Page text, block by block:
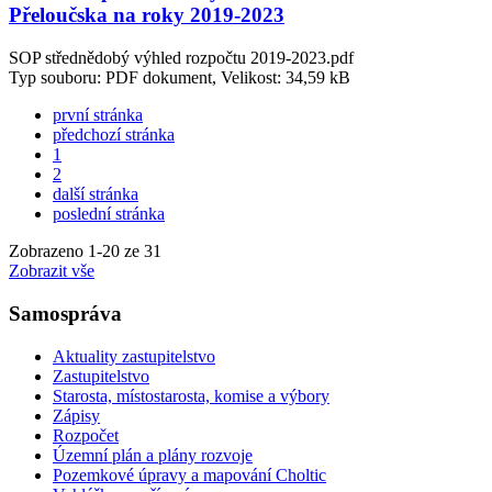
Přeloučska na roky 2019-2023
SOP střednědobý výhled rozpočtu 2019-2023.pdf
Typ souboru: PDF dokument, Velikost: 34,59 kB
první stránka
předchozí stránka
1
2
další stránka
poslední stránka
Zobrazeno 1-20 ze 31
Zobrazit vše
Samospráva
Aktuality zastupitelstvo
Zastupitelstvo
Starosta, místostarosta, komise a výbory
Zápisy
Rozpočet
Územní plán a plány rozvoje
Pozemkové úpravy a mapování Choltic